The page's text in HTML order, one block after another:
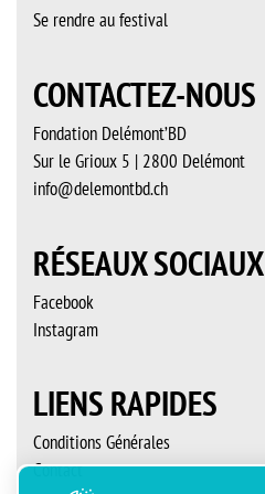
Se rendre au festival
CONTACTEZ-NOUS
Fondation Delémont’BD
Sur le Grioux 5 | 2800 Delémont
info@delemontbd.ch
RÉSEAUX SOCIAUX
Facebook
Instagram
LIENS RAPIDES
Conditions Générales
Contact